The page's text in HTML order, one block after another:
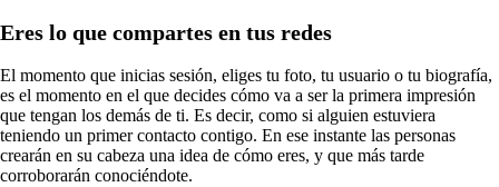
Eres lo que compartes en tus redes
El momento que inicias sesión, eliges tu foto, tu usuario o tu biografía,
es el momento en el que decides cómo va a ser la primera impresión
que tengan los demás de ti. Es decir, como si alguien estuviera
teniendo un primer contacto contigo. En ese instante las personas
crearán en su cabeza una idea de cómo eres, y que más tarde
corroborarán conociéndote.